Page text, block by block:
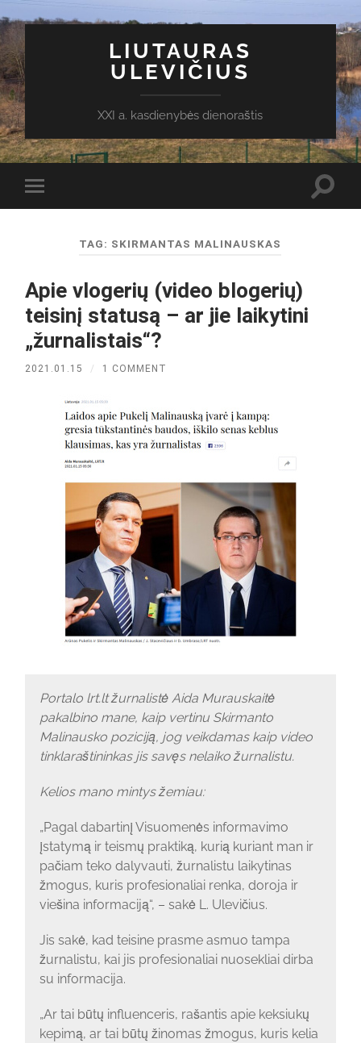
LIUTAURAS
ULEVIČIUS
XXI a. kasdienybės dienoraštis
Toggle
mobile
TAG: SKIRMANTAS MALINAUSKAS
Apie vlogerių (video blogerių)
teisinį statusą – ar jie laikytini
„žurnalistais“?
2021.01.15 / 1 COMMENT
Portalo lrt.lt žurnalistė Aida Murauskaitė
pakalbino mane, kaip vertinu Skirmanto
Malinausko poziciją, jog veikdamas kaip video
tinklaraštininkas jis savęs nelaiko žurnalistu.
Kelios mano mintys žemiau:
„Pagal dabartinį Visuomenės informavimo
įstatymą ir teismų praktiką, kurią kuriant man ir
pačiam teko dalyvauti, žurnalistu laikytinas
žmogus, kuris profesionaliai renka, doroja ir
viešina informaciją“, – sakė L. Ulevičius.
Jis sakė, kad teisine prasme asmuo tampa
žurnalistu, kai jis profesionaliai nuosekliai dirba
su informacija.
„Ar tai būtų influenceris, rašantis apie keksiukų
kepimą, ar tai būtų žinomas žmogus, kuris kelia